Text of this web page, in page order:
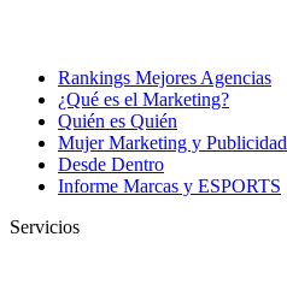
Rankings Mejores Agencias
¿Qué es el Marketing?
Quién es Quién
Mujer Marketing y Publicidad
Desde Dentro
Informe Marcas y ESPORTS
Servicios